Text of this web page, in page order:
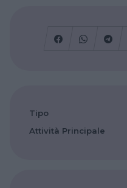
Tipo
Attività Principale